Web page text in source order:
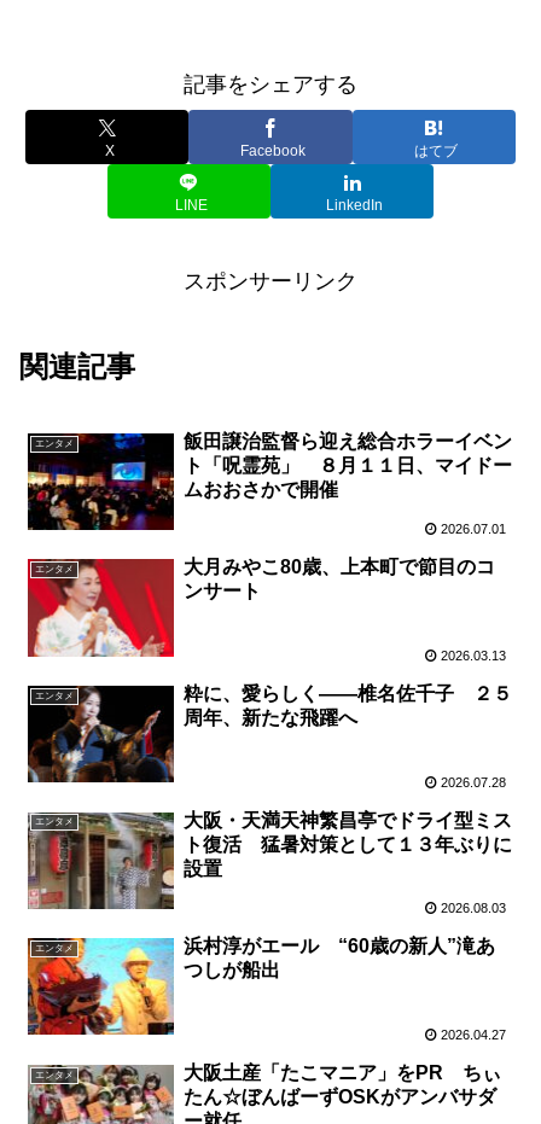
記事をシェアする
X Facebook はてブ
LINE LinkedIn
スポンサーリンク
関連記事
エンタメ
飯田譲治監督ら迎え総合ホラーイベン
ト「呪霊苑」 ８月１１日、マイドー
ムおおさかで開催
2026.07.01
エンタメ
大月みやこ80歳、上本町で節目のコ
ンサート
2026.03.13
エンタメ
粋に、愛らしく――椎名佐千子 ２５
周年、新たな飛躍へ
2026.07.28
エンタメ
大阪・天満天神繁昌亭でドライ型ミス
ト復活 猛暑対策として１３年ぶりに
設置
2026.08.03
エンタメ
浜村淳がエール “60歳の新人”滝あ
つしが船出
2026.04.27
エンタメ
大阪土産「たこマニア」をPR ちぃ
たん☆ぼんばーずOSKがアンバサダ